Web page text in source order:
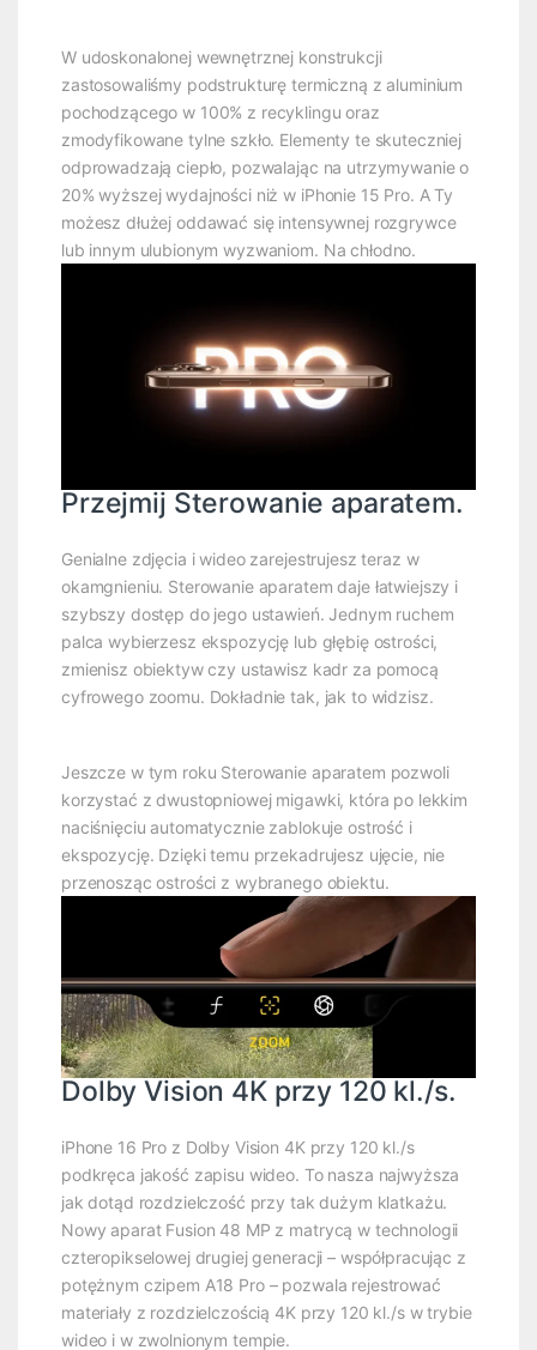
W udoskonalonej wewnętrznej konstrukcji
zastosowaliśmy podstrukturę termiczną z aluminium
pochodzącego w 100% z recyklingu oraz
zmodyfikowane tylne szkło. Elementy te skuteczniej
odprowadzają ciepło, pozwalając na utrzymywanie o
20% wyższej wydajności niż w iPhonie 15 Pro. A Ty
możesz dłużej oddawać się intensywnej rozgrywce
lub innym ulubionym wyzwaniom. Na chłodno.
Przejmij Sterowanie aparatem.
Genialne zdjęcia i wideo zarejestrujesz teraz w
okamgnieniu. Sterowanie aparatem daje łatwiejszy i
szybszy dostęp do jego ustawień. Jednym ruchem
palca wybierzesz ekspozycję lub głębię ostrości,
zmienisz obiektyw czy ustawisz kadr za pomocą
cyfrowego zoomu. Dokładnie tak, jak to widzisz.
Jeszcze w tym roku Sterowanie aparatem pozwoli
korzystać z dwustopniowej migawki, która po lekkim
naciśnięciu automatycznie zablokuje ostrość i
ekspozycję. Dzięki temu przekadrujesz ujęcie, nie
przenosząc ostrości z wybranego obiektu.
Dolby Vision 4K przy 120 kl./s.
iPhone 16 Pro z Dolby Vision 4K przy 120 kl./s
podkręca jakość zapisu wideo. To nasza najwyższa
jak dotąd rozdzielczość przy tak dużym klatkażu.
Nowy aparat Fusion 48 MP z matrycą w technologii
czteropikselowej drugiej generacji – współpracując z
potężnym czipem A18 Pro – pozwala rejestrować
materiały z rozdzielczością 4K przy 120 kl./s w trybie
wideo i w zwolnionym tempie.